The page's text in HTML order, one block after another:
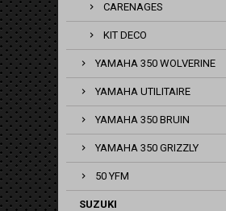
CARENAGES
KIT DECO
YAMAHA 350 WOLVERINE
YAMAHA UTILITAIRE
YAMAHA 350 BRUIN
YAMAHA 350 GRIZZLY
50 YFM
SUZUKI